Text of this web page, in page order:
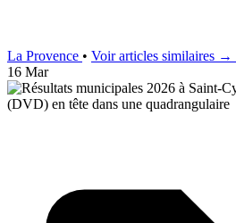
La Provence • Voir articles similaires →
16 Mar